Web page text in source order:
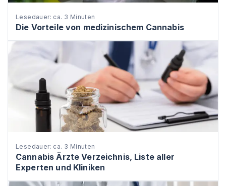
Lesedauer: ca. 3 Minuten
Die Vorteile von medizinischem Cannabis
Lesedauer: ca. 3 Minuten
Cannabis Ärzte Verzeichnis, Liste aller
Experten und Kliniken